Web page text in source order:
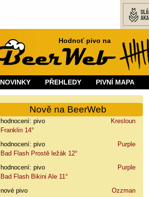
Hodnoť pivo na
NOVINKY PŘEHLEDY PIVNÍ MAPA
Nově na BeerWeb
hodnocení: pivo
Kresloun
Franklin 14°
hodnocení: pivo
Purple
Bad Flash Prostě ležák 12°
hodnocení: pivo
Purple
Bad Flash Bikini Ale 11°
nové pivo
Ozzman